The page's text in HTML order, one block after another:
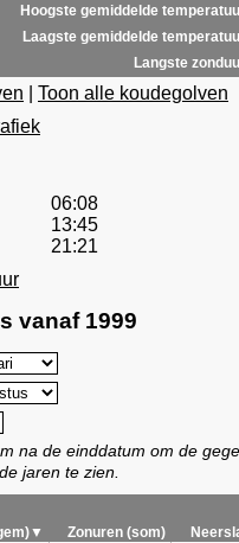
Hoogste gemiddelde
Laagste gemiddelde
Langste
Toon alle koudegolven
06:08
13:45
21:21
vanaf 1999
na de einddatum om de
jaren te zien.
Zonuren (som)